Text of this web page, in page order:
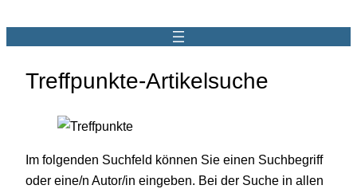
Treffpunkte-Artikelsuche
Im folgenden Suchfeld können Sie einen Suchbegriff
oder eine/n Autor/in eingeben. Bei der Suche in allen